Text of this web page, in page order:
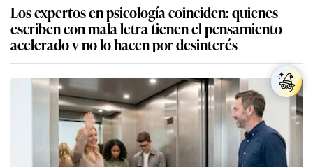
Los expertos en psicología coinciden: quienes
escriben con mala letra tienen el pensamiento
acelerado y no lo hacen por desinterés